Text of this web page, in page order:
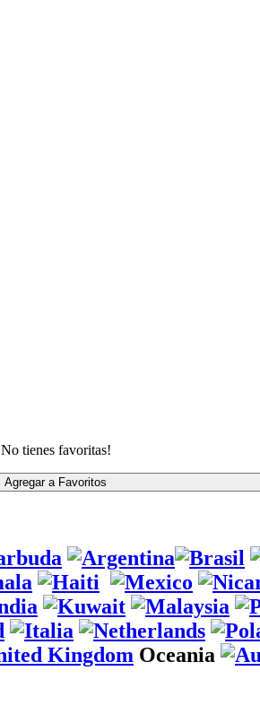
No tienes favoritas!
Oceania